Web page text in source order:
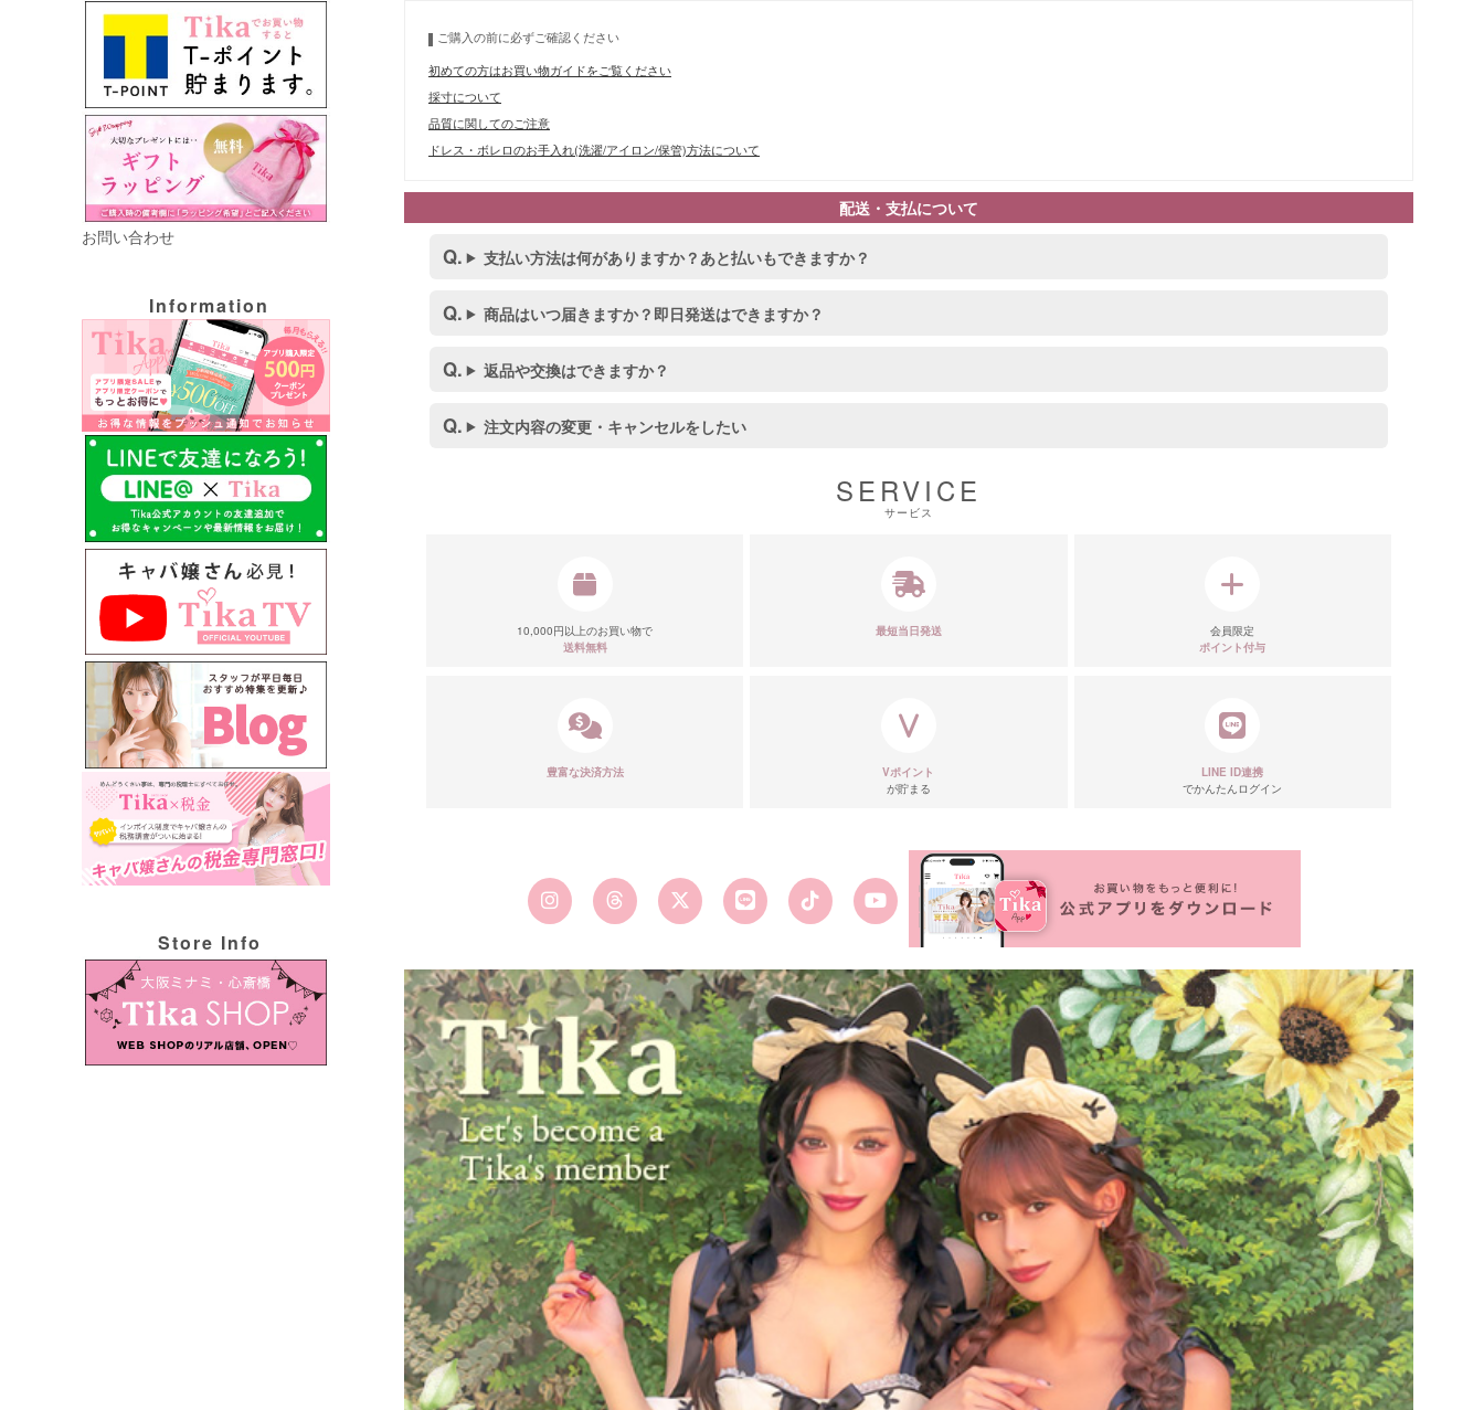
お問い合わせ
Information
Store Info
ご購入の前に必ずご確認ください
初めての方はお買い物ガイドをご覧ください
採寸について
品質に関してのご注意
ドレス・ボレロのお手入れ(洗濯/アイロン/保管)方法について
配送・支払について
支払い方法は何がありますか？あと払いもできますか？
商品はいつ届きますか？即日発送はできますか？
返品や交換はできますか？
注文内容の変更・キャンセルをしたい
SERVICE
サービス
10,000円以上のお買い物で
送料無料
最短当日発送
会員限定
ポイント付与
豊富な決済方法
Vポイント
が貯まる
LINE ID連携
でかんたんログイン